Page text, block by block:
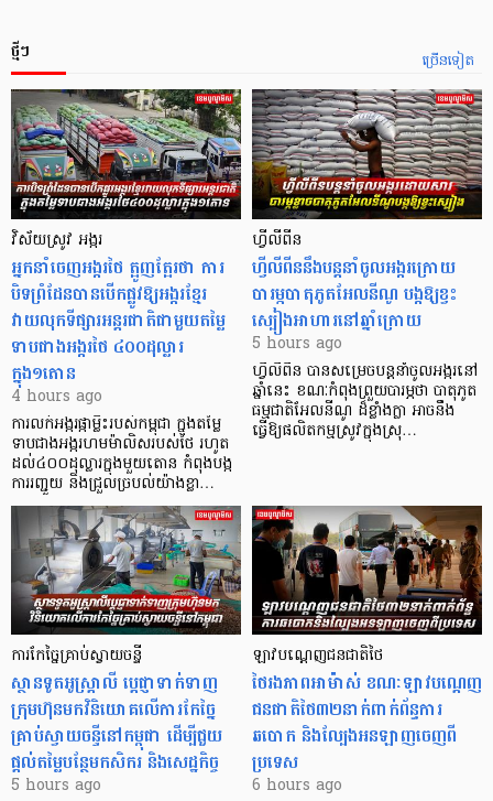
ច្រើនទៀត
ថ្មីៗ
វិស័យស្រូវ អង្ករ
អ្នកនាំចេញអង្ករថៃ ត្អូញត្អែរថា ការ
បិទព្រំដែនបានបើកផ្លូវឱ្យអង្ករខ្មែរ
វាយលុកទីផ្សារអន្តរជាតិជាមួយតម្លៃ
ទាបជាងអង្ករថៃ ៤០០ដុល្លារ
ក្នុង១តោន
4 hours ago
ការលក់អង្ករផ្កាម្លិះរបស់កម្ពុជា ក្នុងតម្លៃ
ទាបជាងអង្ករហមម៉ាលិសរបស់ថៃ រហូត
ដល់៤០០ដុល្លារក្នុងមួយតោន កំពុងបង្ក
ការរញ្ជួយ និងជ្រួលច្របល់យ៉ាងខ្លា…
ហ្វីលីពីន
ហ្វីលីពីននឹងបន្តនាំចូលអង្ករក្រោយ
បារម្ភបាតុភូតអែលនីណូ បង្កឱ្យខ្វះ
ស្បៀងអាហារនៅឆ្នាំក្រោយ
5 hours ago
ហ្វីលីពីន បាន​សម្រេចបន្តនាំចូលអង្ករនៅ
ឆ្នាំនេះ ខណៈកំពុងព្រួយបារម្ភថា បាតុភូត
ធម្មជាតិអែលនីណូ ដ៏ខ្លាំងក្លា​ អាចនឹង
ធ្វើឱ្យផលិតកម្មស្រូវក្នុងស្រុ…
ការកែច្នៃគ្រាប់ស្វាយចន្ទី
ស្ថានទូតអូស្ត្រាលី ប្តេជ្ញាទាក់ទាញ
ក្រុមហ៊ុនមក​វិនិយោគលើការកែច្នៃ
គ្រាប់ស្វាយចន្ទីនៅកម្ពុជា ដើម្បីជួយ
ផ្តល់តម្លៃបន្ថែមកសិករ និងសេដ្ឋកិច្ច
5 hours ago
ឡាវបណ្តេញជនជាតិថៃ
ថៃរងភាពអាម៉ាស់ ខណៈឡាវបណ្តេញ
ជនជាតិថៃ៣២នាក់ពាក់ព័ន្ធការ
ឆបោក និងល្បែងអនឡាញចេញពី
ប្រទេស
6 hours ago